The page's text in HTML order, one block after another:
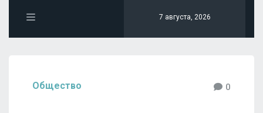
7 августа, 2026
Общество 0